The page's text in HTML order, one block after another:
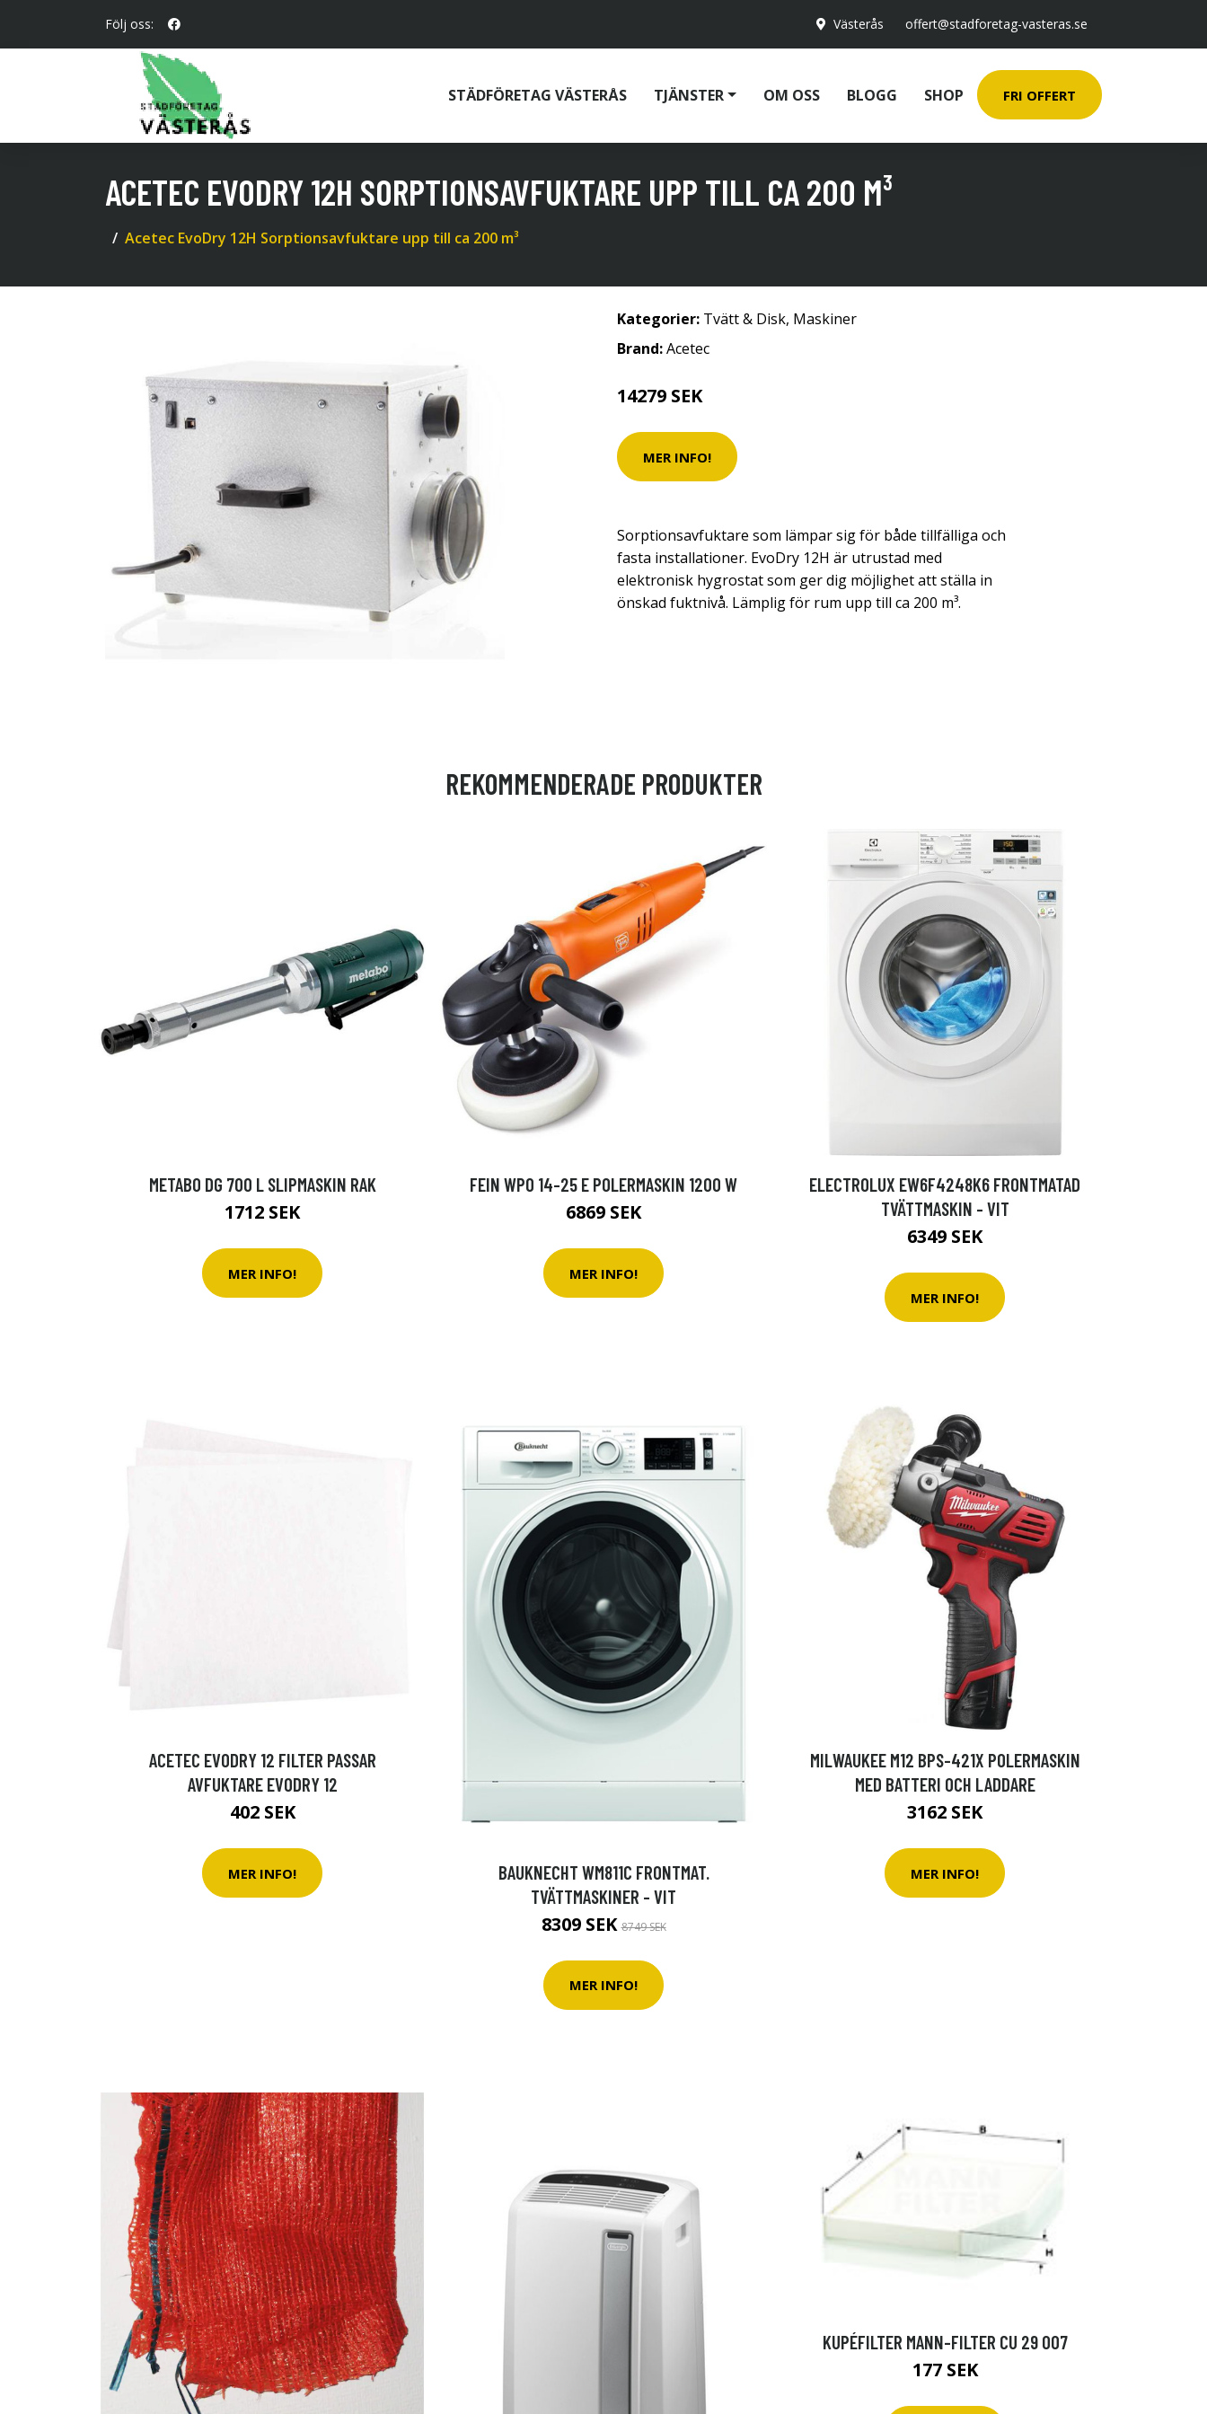
Följ oss: Västerås offert@stadforetag-vasteras.se
STÄDFÖRETAG VÄSTERÅS TJÄNSTER OM OSS BLOGG SHOP FRI OFFERT
ACETEC EVODRY 12H SORPTIONSAVFUKTARE UPP TILL CA 200 M³
Acetec EvoDry 12H Sorptionsavfuktare upp till ca 200 m³
Kategorier: Tvätt & Disk, Maskiner
Brand:Acetec
14279 SEK
MER INFO!
Sorptionsavfuktare som lämpar sig för både tillfälliga och
fasta installationer. EvoDry 12H är utrustad med
elektronisk hygrostat som ger dig möjlighet att ställa in
önskad fuktnivå. Lämplig för rum upp till ca 200 m³.
REKOMMENDERADE PRODUKTER
METABO DG 700 L SLIPMASKIN RAK
1712 SEK
MER INFO!
FEIN WPO 14-25 E POLERMASKIN 1200 W
6869 SEK
MER INFO!
ELECTROLUX EW6F4248K6 FRONTMATAD
TVÄTTMASKIN - VIT
6349 SEK
MER INFO!
ACETEC EVODRY 12 FILTER PASSAR
AVFUKTARE EVODRY 12
402 SEK
MER INFO!
BAUKNECHT WM811C FRONTMAT.
TVÄTTMASKINER - VIT
8309 SEK8749 SEK
MER INFO!
MILWAUKEE M12 BPS-421X POLERMASKIN
MED BATTERI OCH LADDARE
3162 SEK
MER INFO!
KUPÉFILTER MANN-FILTER CU 29 007
177 SEK